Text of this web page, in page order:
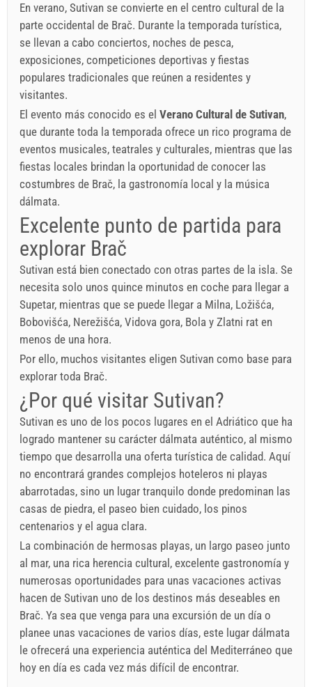
En verano, Sutivan se convierte en el centro cultural de la
parte occidental de Brač. Durante la temporada turística,
se llevan a cabo conciertos, noches de pesca,
exposiciones, competiciones deportivas y fiestas
populares tradicionales que reúnen a residentes y
visitantes.
El evento más conocido es el Verano Cultural de Sutivan,
que durante toda la temporada ofrece un rico programa de
eventos musicales, teatrales y culturales, mientras que las
fiestas locales brindan la oportunidad de conocer las
costumbres de Brač, la gastronomía local y la música
dálmata.
Excelente punto de partida para
explorar Brač
Sutivan está bien conectado con otras partes de la isla. Se
necesita solo unos quince minutos en coche para llegar a
Supetar, mientras que se puede llegar a Milna, Ložišća,
Bobovišća, Nerežišća, Vidova gora, Bola y Zlatni rat en
menos de una hora.
Por ello, muchos visitantes eligen Sutivan como base para
explorar toda Brač.
¿Por qué visitar Sutivan?
Sutivan es uno de los pocos lugares en el Adriático que ha
logrado mantener su carácter dálmata auténtico, al mismo
tiempo que desarrolla una oferta turística de calidad. Aquí
no encontrará grandes complejos hoteleros ni playas
abarrotadas, sino un lugar tranquilo donde predominan las
casas de piedra, el paseo bien cuidado, los pinos
centenarios y el agua clara.
La combinación de hermosas playas, un largo paseo junto
al mar, una rica herencia cultural, excelente gastronomía y
numerosas oportunidades para unas vacaciones activas
hacen de Sutivan uno de los destinos más deseables en
Brač. Ya sea que venga para una excursión de un día o
planee unas vacaciones de varios días, este lugar dálmata
le ofrecerá una experiencia auténtica del Mediterráneo que
hoy en día es cada vez más difícil de encontrar.